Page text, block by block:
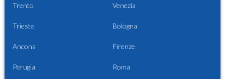
Trento Venezia
Trieste Bologna
Ancona Firenze
Perugia Roma